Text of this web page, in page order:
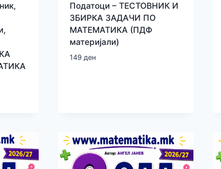
Податоци – ТЕСТОВНИК И
ЗБИРКА ЗАДАЧИ ПО
МАТЕМАТИКА (ПДФ
материјали)
149 ден